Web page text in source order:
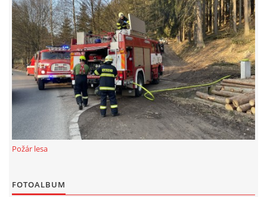
Požár lesa
FOTOALBUM